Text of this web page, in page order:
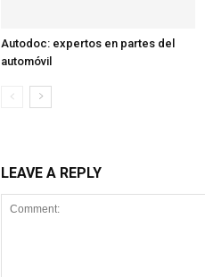
Autodoc: expertos en partes del
automóvil
LEAVE A REPLY